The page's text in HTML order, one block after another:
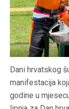
Dani hrvatskog
manifestacija
godine u